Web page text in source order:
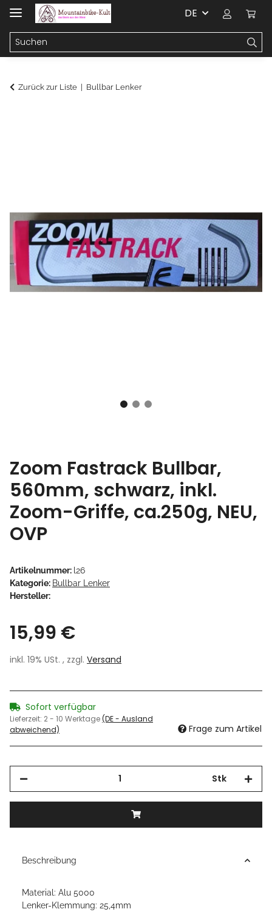
DE
Zurück zur Liste Bullbar Lenker
Zoom Fastrack Bullbar,
560mm, schwarz, inkl.
Zoom-Griffe, ca.250g, NEU,
OVP
Artikelnummer: l26
Kategorie: Bullbar Lenker
Hersteller:
15,99 €
inkl. 19% USt. , zzgl. Versand
Sofort verfügbar
Lieferzeit: 2 - 10 Werktage(DE - Ausland
abweichend)
Frage zum Artikel
Stk
Beschreibung
Material: Alu 5000
Lenker-Klemmung: 25,4mm